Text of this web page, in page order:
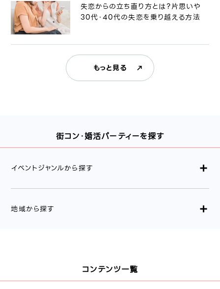
失恋からの立ち直り方とは？片思いや
30代・40代の失恋を乗り越える方法
もっと見る
街コン・婚活パーティーを探す
イベントジャンルから探す
地域から探す
コンテンツ一覧